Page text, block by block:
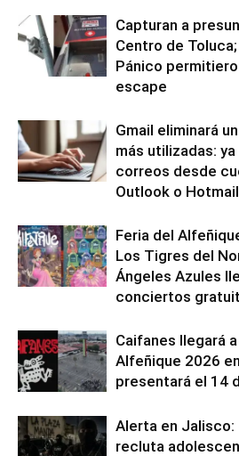
Capturan a
Centro de
Pánico
escape
Gmail eliminará
más utilizadas:
correos desde
Outlook o Hotmail
Feria del
Los Tigres del
Ángeles Azules
conciertos
Caifanes llegará
Alfeñique 2026
presentará el 14
Alerta en Jalisco:
recluta